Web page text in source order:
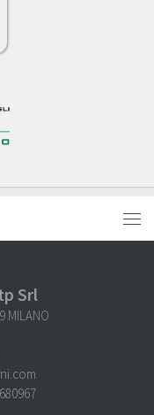
Srl
MILANO